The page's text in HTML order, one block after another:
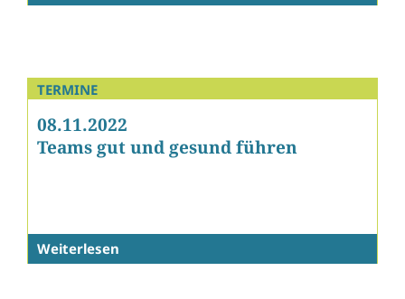
TERMINE
08.11.2022
Teams gut und gesund führen
Weiterlesen